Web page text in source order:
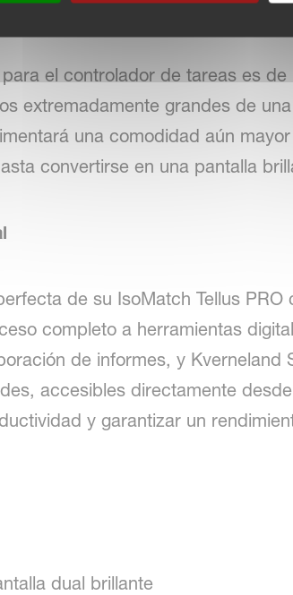
el controlador de tareas es
extremadamente grandes de
una comodidad aún
convertirse en una pantalla
de su IsoMatch Tellus
completo a herramientas
de informes, y
accesibles directamente
y garantizar un
dual brillante